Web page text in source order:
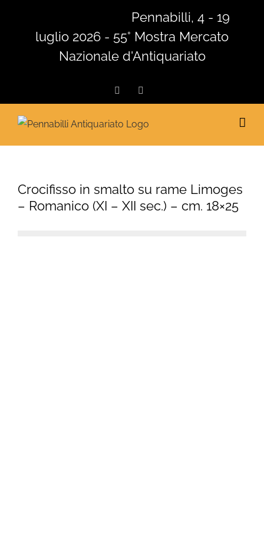
contenuto
Pennabilli, 4 - 19
luglio 2026 - 55° Mostra Mercato
Nazionale d'Antiquariato
Facebook
Crocifisso in smalto su rame Limoges
– Romanico (XI – XII sec.) – cm. 18×25